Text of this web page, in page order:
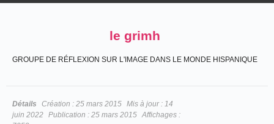
le grimh
GROUPE DE RÉFLEXION SUR L'IMAGE DANS LE MONDE HISPANIQUE
Détails Création : 25 mars 2015 Mis à jour : 14
juin 2022 Publication : 25 mars 2015 Affichages :